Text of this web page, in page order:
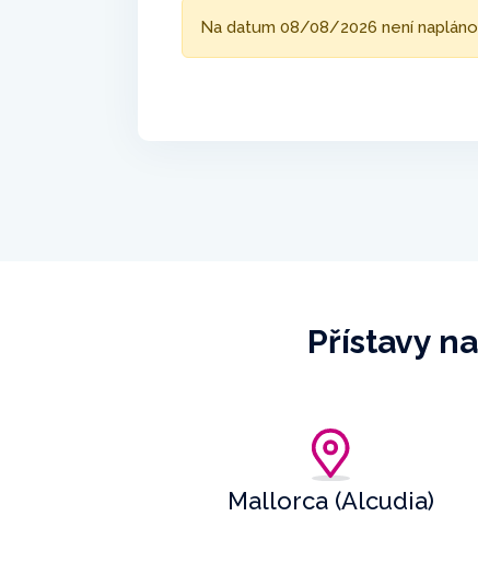
Na datum 08/08/2026 není
Přístavy
Mallorca (Alcudia)